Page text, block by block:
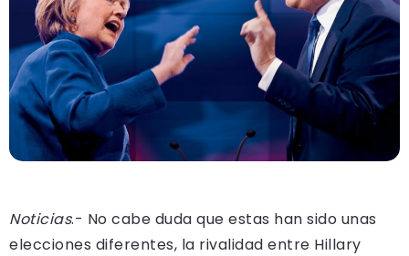
Noticias.- No cabe duda que estas han sido unas
elecciones diferentes, la rivalidad entre Hillary